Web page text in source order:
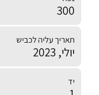
300
תאריך עליה לכביש
יולי, 2023
יד